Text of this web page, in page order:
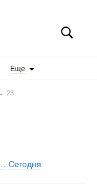
Еще
23
Сегодня